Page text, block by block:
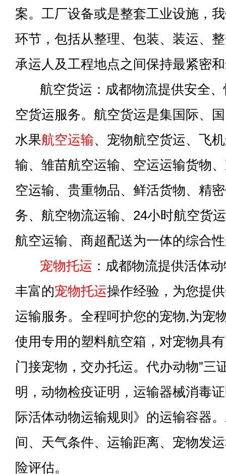
案。工厂设备或是整套工业设施，
环节，包括从整理、包装、装运、
承运人及工程地点之间保持最紧密
航空货运：成都物流提供安全、
空货运服务。航空货运是集国际、
水果航空运输、宠物航空货运、飞
输、雏苗航空运输、空运运输货物
空运输、贵重物品、鲜活货物、精
务、航空物流运输、24小时航空货
航空运输、商超配送为一体的综合
宠物托运 ：成都物流提供活体
丰富的宠物托运操作经验，为您提
运输服务。全程呵护您的宠物,为宠
使用专用的塑料航空箱，对宠物具
门接宠物，交办托运。代办动物”三
明，动物检疫证明，运输器械消毒
际活体动物运输规则》的运输容器
间、天气条件、运输距离、宠物发
险评估。